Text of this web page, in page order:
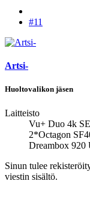
#11
Artsi-
Huoltovalikon jäsen
Laitteisto
Vu+ Duo 4k
2*Octagon
Dreambox
Sinun tulee
viestin sisältö.